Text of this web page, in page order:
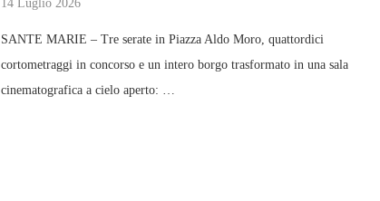
14 Luglio 2026
SANTE MARIE – Tre serate in Piazza Aldo Moro, quattordici
cortometraggi in concorso e un intero borgo trasformato in una sala
cinematografica a cielo aperto: …